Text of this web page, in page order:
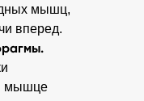
мышц,
вперед.
мышце